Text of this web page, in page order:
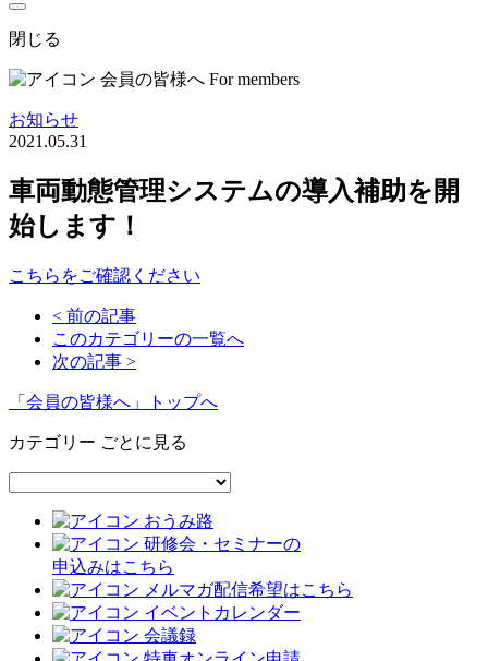
閉じる
会員の皆様へ For members
お知らせ
2021.05.31
車両動態管理システムの導入補助を開
始します！
こちらをご確認ください
< 前の記事
このカテゴリーの一覧へ
次の記事 >
「会員の皆様へ」トップへ
カテゴリー ごとに見る
おうみ路
研修会・セミナーの
申込みはこちら
メルマガ配信希望はこちら
イベントカレンダー
会議録